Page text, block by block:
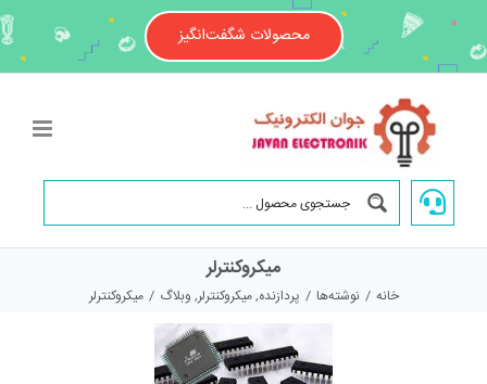
content
محصولات شگفت‌انگیز
میکروکنترلر
خانه / نوشته‌ها / پردازنده,میکروکنترلر, وبلاگ / میکروکنترلر